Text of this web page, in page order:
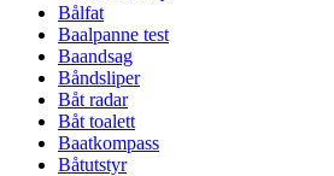
Bålfat
Baalpanne test
Baandsag
Båndsliper
Båt radar
Båt toalett
Baatkompass
Båtutstyr